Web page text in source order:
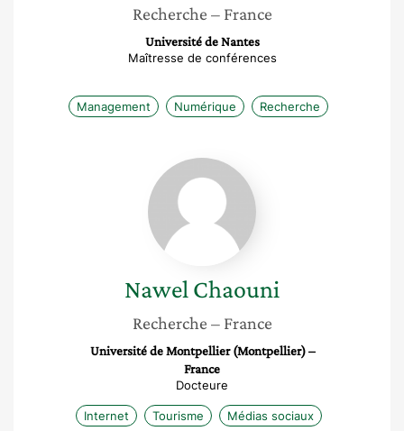
Recherche – France
Université de Nantes
Maîtresse de conférences
Management Numérique Recherche
Nawel
Chaouni
Nawel Chaouni
Recherche – France
Université de Montpellier (Montpellier) –
France
Docteure
Internet Tourisme Médias sociaux